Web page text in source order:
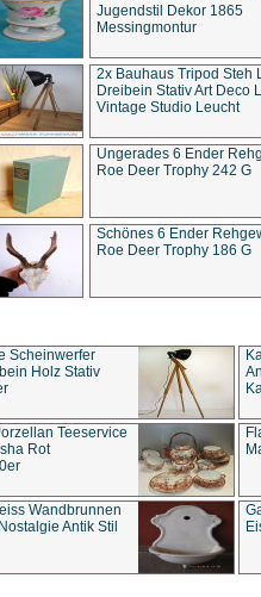
Jugendstil Dekor 1865
Messingmontur
2x Bauhaus Tripod Steh
Dreibein Stativ Art Deco
Vintage Studio Leucht
Ungerades 6 Ender
Roe Deer Trophy 242 G
Schönes 6 Ender
Roe Deer Trophy 186 G
Scheinwerfer
Holz Stativ
Teeservice
Rot
Wandbrunnen
Antik Stil